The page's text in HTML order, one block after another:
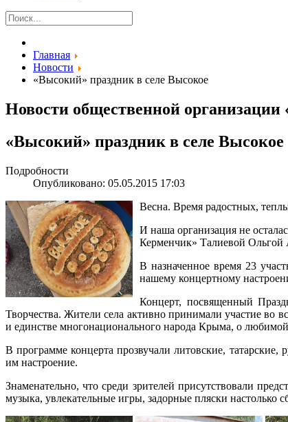
Главная
Новости
«Высокий» праздник в селе Высокое
Новости общественной организации
«Высокий» праздник в селе Высокое
Подробности
Опубликовано: 05.05.2015 17:03
Весна. Время радостных,
И наша организация не
Керменчик» Талиевой Ольгой
В назначенное время 23
нашему концертному
Концерт, посвященный
Творчества. Жители села активно принимали участие
и единстве многонационального народа Крыма, о
В программе концерта прозвучали литовские,
им настроение.
Знаменательно, что среди зрителей присутствовали
музыка, увлекательные игры, задорные пляски настолько